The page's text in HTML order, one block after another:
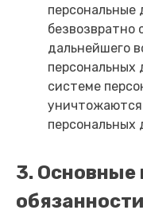
безвозвратно
дальнейшего
системе
персональных
3. Основные